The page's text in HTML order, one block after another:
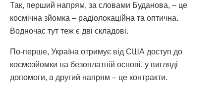
Так, перший напрям, за словами Буданова, – це
космічна зйомка – радіолокаційна та оптична.
Водночас тут теж є дві складові.
По-перше, Україна отримує від США доступ до
космозйомки на безоплатній основі, у вигляді
допомоги, а другий напрям – це контракти.